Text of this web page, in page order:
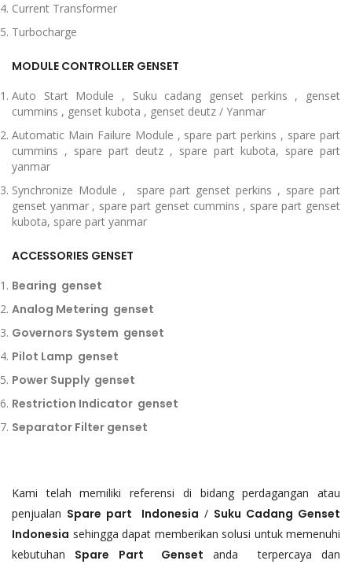
Current Transformer
Turbocharge
MODULE CONTROLLER GENSET
Auto Start Module , Suku cadang genset perkins , genset
cummins , genset kubota , genset deutz / Yanmar
Automatic Main Failure Module , spare part perkins , spare part
cummins , spare part deutz , spare part kubota, spare part
yanmar
Synchronize Module , spare part genset perkins , spare part
genset yanmar , spare part genset cummins , spare part genset
kubota, spare part yanmar
ACCESSORIES GENSET
Bearing genset
Analog Metering genset
Governors System genset
Pilot Lamp genset
Power Supply genset
Restriction Indicator genset
Separator Filter genset
Kami telah memiliki referensi di bidang perdagangan atau
penjualan Spare part Indonesia / Suku Cadang Genset
Indonesia sehingga dapat memberikan solusi untuk memenuhi
kebutuhan Spare Part Genset anda terpercaya dan